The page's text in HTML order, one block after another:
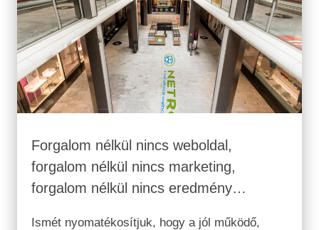
Forgalom nélkül nincs weboldal,
forgalom nélkül nincs marketing,
forgalom nélkül nincs eredmény…
Ismét nyomatékosítjuk, hogy a jól működő,